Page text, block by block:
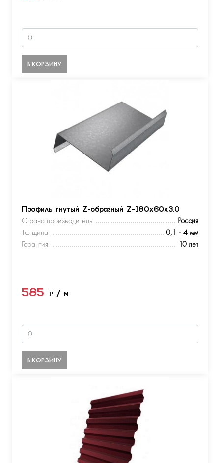
В КОРЗИНУ
Профиль гнутый Z-образный Z-180х60х3.0
Страна производитель:
Россия
Толщина:
0,1 - 4 мм
Гарантия:
10 лет
585 ₽ / м
В КОРЗИНУ